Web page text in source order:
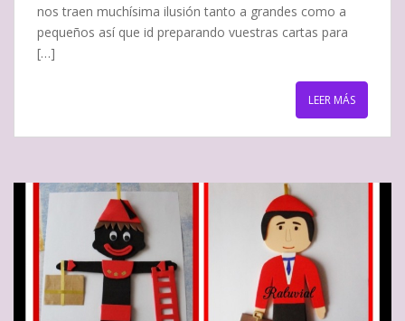
nos traen muchísima ilusión tanto a grandes como a
pequeños así que id preparando vuestras cartas para
[…]
LEER MÁS